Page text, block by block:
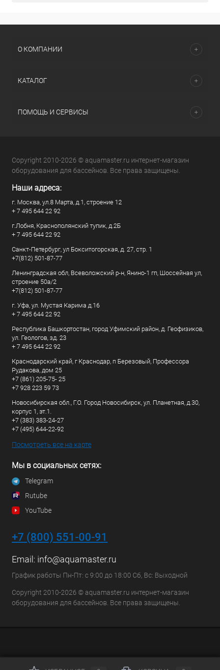
О КОМПАНИИ
КАТАЛОГ
ПОМОЩЬ И СЕРВИСЫ
Copyright 2010-2026 © aquamaster.ru интернет-магазин
оборудования для бассейнов. Все права защищены.
Наши адреса:
г. Москва, ул.8 Марта, д.1, строение 12
+ 7 495 644 22 92
г.Лобня, Краснополянский тупик, д.2Б
+ 7 495 644 22 92
Санкт-Петербург, ул Бокситогорская, д. 27, стр. 1
+7(812) 501-87-77
Ленинградская обл, Всеволожский р-н, Янино-1 гп, Шоссейная ул,
строение 50а/2
+7(812) 501-87-77
г. Уфа, ул. Мустая Карима д.16
+ 7 495 644 22 92
Республика Башкортостан, город Уфимский район, д. Геофизиков,
ул. Геологов, зд. 23
+ 7 495 644 22 92
Краснодарский край, г Краснодар, п Березовый, Профессора
Рудакова, дом 25
+7 (861) 205-75- 25
+7 928 223 59 73
Новосибирская обл., Г.О. Город Новосибирск, ул. Планетная, д.30,
корпус 1, эт.1.
+7 (383) 383-24-27
+7 (495) 644-22-92
Посмотреть все на карте
Мы в социальных сетях:
Telegram
Rutube
YouTube
+7 (800) 551-00-91
Email: info@aquamaster.ru
График работы Пн-Пт: с 9:00 до 18:00 Сб, Вс: Выходной
Copyright 2010-2026 © aquamaster.ru интернет-магазин
оборудования для бассейнов. Все права защищены.